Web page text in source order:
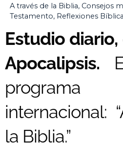
A través de la Biblia, Consejos
Testamento, Reflexiones
Estudio
Apocalipsis.
internacional:
la Biblia.”